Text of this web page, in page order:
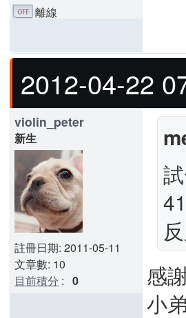
離線
2012-04-22
violin_peter
新生
註冊日期: 2011-05-11
文章數: 10
目前積分 : 0
感
小